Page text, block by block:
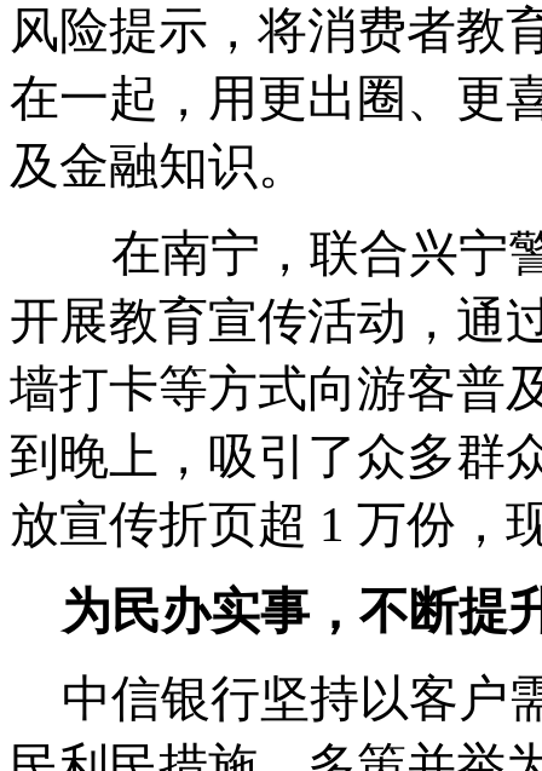
风险提示，将消费者教
在一起，用更出圈、更
及金融知识。
在南宁，联合兴宁
开展教育宣传活动，通
墙打卡等方式向游客普
到晚上，吸引了众多群
放宣传折页超 1 万份，
为民办实事，不断提
中信银行坚持以客户